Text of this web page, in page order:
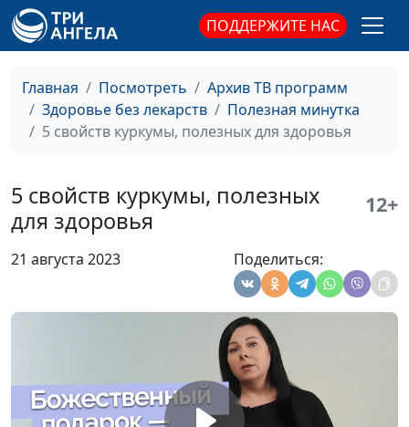
ПОДДЕРЖИТЕ НАС
Главная Посмотреть
Архив ТВ программ
Здоровье без лекарств
Полезная минутка
5 свойств куркумы, полезных для здоровья
5 свойств куркумы, полезных
для здоровья
12+
21 августа 2023 Поделиться:
оздоровлению
быстро
специалист по
модификации образа жизни
и немедикаментозному
Саркопения: как
избавиться и
предупредить
Мария Бородеева,
специалист по
и немедикаментозному
оздоровлению
Бобовые
растительного
белка
Мария Бородеева,
специалист по
модификации образа жизни
и немедикаментозному
оздоровлению
#239